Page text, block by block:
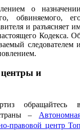
о
обвиняемого,
и разъясняет
Кодекса.
следователем
центры и
обращайтесь
–
правовой центр